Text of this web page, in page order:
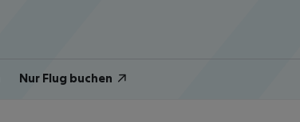
Nur Flug buchen